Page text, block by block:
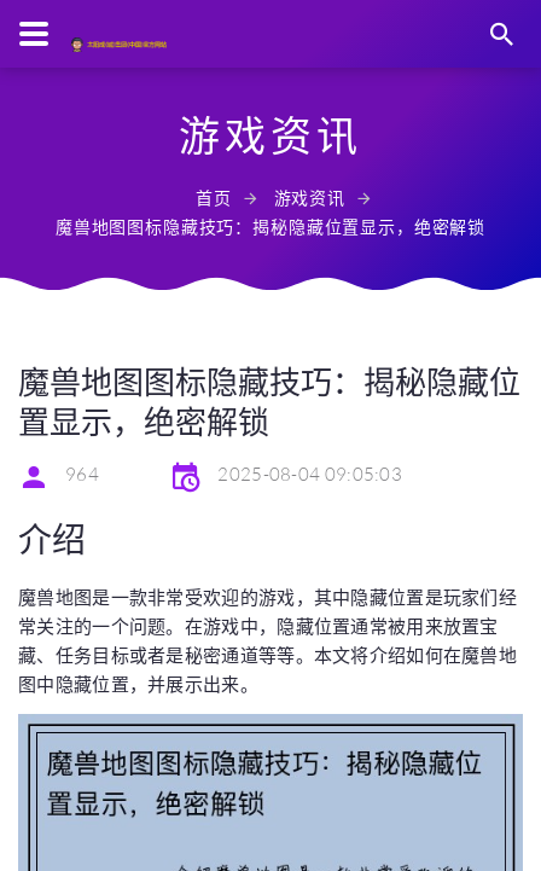
游戏资讯
首页
游戏资讯
魔兽地图图标隐藏技巧：揭秘隐藏位置显示，绝密解锁
魔兽地图图标隐藏技巧：揭秘隐藏位
置显示，绝密解锁
964 2025-08-04 09:05:03
介绍
魔兽地图是一款非常受欢迎的游戏，其中隐藏位置是玩家们经
常关注的一个问题。在游戏中，隐藏位置通常被用来放置宝
藏、任务目标或者是秘密通道等等。本文将介绍如何在魔兽地
图中隐藏位置，并展示出来。